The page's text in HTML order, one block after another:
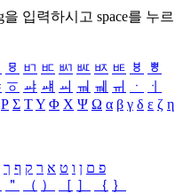
을 입력하시고 space를 누르
ㅱ ㅲ ㅳ ㅴ ㅵ ㅶ ㅷ ㅸ
ㅹ
ㆆ ㆇ ㆈ ㆉ ㆊ ㆋ ㆌ ㆍ
ㆎ
Ρ Σ ΤΥ Φ Χ Ψ Ω α β γ δ ε ζ η
פ ם ן ו ט א ר ק ף ך
＂ （ ） ［ ］ ｛ ｝